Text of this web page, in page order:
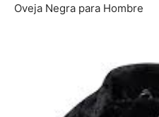
Oveja Negra para Hombre